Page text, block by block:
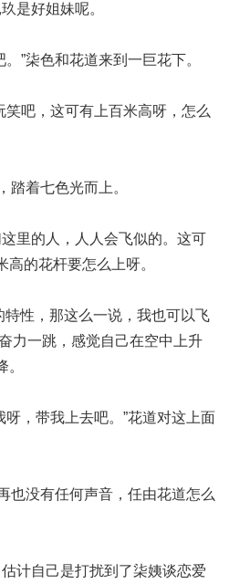
是好姐妹呢。
”柒色和花道来到一巨花下。
笑吧，这可有上百米高呀，怎么
踏着七色光而上。
里的人，人人会飞似的。这可
的花杆要怎么上呀。
性，那这么一说，我也可以飞
力一跳，感觉自己在空中上升
呀，带我上去吧。”花道对这上面
也没有任何声音，任由花道怎么
计自己是打扰到了柒姨谈恋爱